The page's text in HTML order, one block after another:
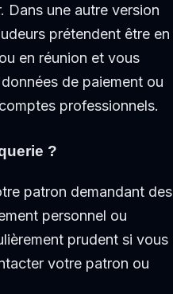
Dans une autre version
prétendent être en
en réunion et vous
de paiement ou
professionnels.
?
patron demandant des
personnel ou
prudent si vous
votre patron ou